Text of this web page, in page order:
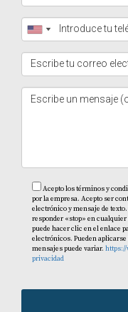
¿Es rentable
turísticas?
Sí, muchas personas
República Dominicana.
¿Qué tipo de
para alquilar a
Las propiedades
suelen ser más
¿Cómo puedo
Acepto los términos y
por la empresa. Acepto ser
electrónico y mensaje de
responder «stop» en
puede hacer clic en el enlace
electrónicos. Pueden
mensajes puede variar.
privacidad